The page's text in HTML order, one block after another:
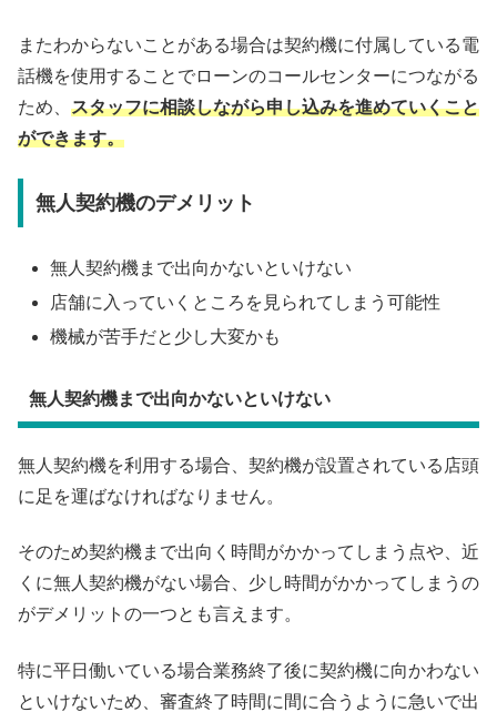
またわからないことがある場合は契約機に付属している電
話機を使用することでローンのコールセンターにつながる
ため、 スタッフに相談しながら申し込みを進めていくこと
ができます。
無人契約機のデメリット
無人契約機まで出向かないといけない
店舗に入っていくところを見られてしまう可能性
機械が苦手だと少し大変かも
無人契約機まで出向かないといけない
無人契約機を利用する場合、契約機が設置されている店頭
に足を運ばなければなりません。
そのため契約機まで出向く時間がかかってしまう点や、近
くに無人契約機がない場合、少し時間がかかってしまうの
がデメリットの一つとも言えます。
特に平日働いている場合業務終了後に契約機に向かわない
といけないため、審査終了時間に間に合うように急いで出